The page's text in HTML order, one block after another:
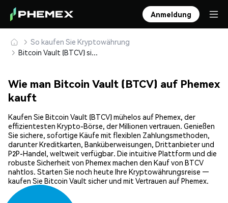
Anmeldung
So kaufen Sie Kryptowährung
Bitcoin Vault (BTCV) sicher kaufen und speichern
Wie man Bitcoin Vault (BTCV) auf Phemex
kauft
Kaufen Sie Bitcoin Vault (BTCV) mühelos auf Phemex, der
effizientesten Krypto-Börse, der Millionen vertrauen. Genießen
Sie sichere, sofortige Käufe mit flexiblen Zahlungsmethoden,
darunter Kreditkarten, Banküberweisungen, Drittanbieter und
P2P-Handel, weltweit verfügbar. Die intuitive Plattform und die
robuste Sicherheit von Phemex machen den Kauf von BTCV
nahtlos. Starten Sie noch heute Ihre Kryptowährungsreise —
kaufen Sie Bitcoin Vault sicher und mit Vertrauen auf Phemex.